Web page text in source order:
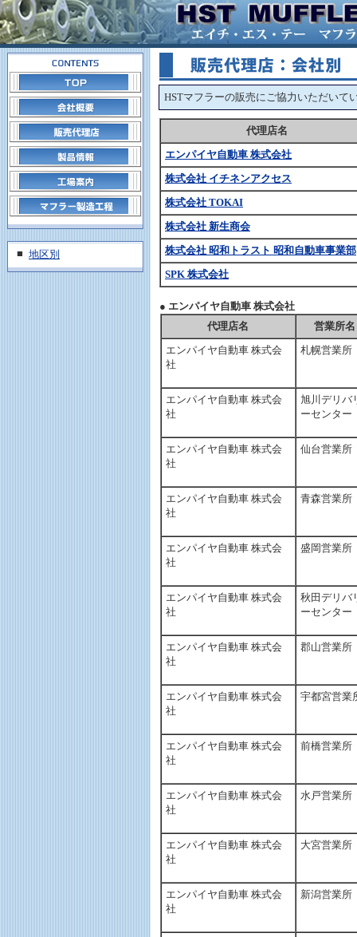
■ 地区別
HSTマフラーの販売にご協力いただいて
代理店名
エンパイヤ自動車 株式会社
株式会社 イチネンアクセス
株式会社 TOKAI
株式会社 新生商会
株式会社 昭和トラスト 昭和自動車事業部
SPK 株式会社
● エンパイヤ自動車 株式会社
代理店名
営業所名
エンパイヤ自動車 株式会
社
札幌営業所
エンパイヤ自動車 株式会
社
旭川デリバ
ーセンター
エンパイヤ自動車 株式会
社
仙台営業所
エンパイヤ自動車 株式会
社
青森営業所
エンパイヤ自動車 株式会
社
盛岡営業所
エンパイヤ自動車 株式会
社
秋田デリバ
ーセンター
エンパイヤ自動車 株式会
社
郡山営業所
エンパイヤ自動車 株式会
社
宇都宮営業
エンパイヤ自動車 株式会
社
前橋営業所
エンパイヤ自動車 株式会
社
水戸営業所
エンパイヤ自動車 株式会
社
大宮営業所
エンパイヤ自動車 株式会
社
新潟営業所